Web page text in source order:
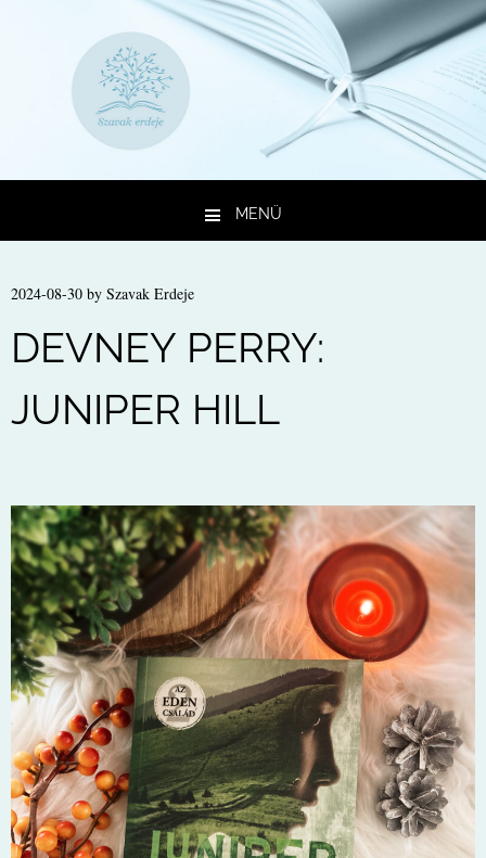
MENÜ
2024-08-30 by Szavak Erdeje
DEVNEY PERRY:
JUNIPER HILL